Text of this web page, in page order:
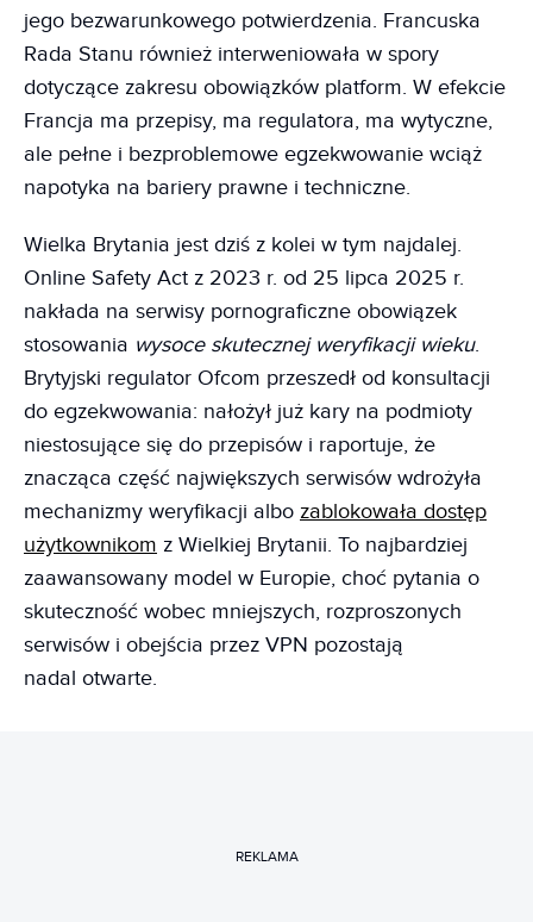
jego bezwarunkowego potwierdzenia. Francuska
Rada Stanu również interweniowała w spory
dotyczące zakresu obowiązków platform. W efekcie
Francja ma przepisy, ma regulatora, ma wytyczne,
ale pełne i bezproblemowe egzekwowanie wciąż
napotyka na bariery prawne i techniczne.
Wielka Brytania jest dziś z kolei w tym najdalej.
Online Safety Act z 2023 r. od 25 lipca 2025 r.
nakłada na serwisy pornograficzne obowiązek
stosowania wysoce skutecznej weryfikacji wieku.
Brytyjski regulator Ofcom przeszedł od konsultacji
do egzekwowania: nałożył już kary na podmioty
niestosujące się do przepisów i raportuje, że
znacząca część największych serwisów wdrożyła
mechanizmy weryfikacji albo zablokowała dostęp
użytkownikom z Wielkiej Brytanii. To najbardziej
zaawansowany model w Europie, choć pytania o
skuteczność wobec mniejszych, rozproszonych
serwisów i obejścia przez VPN pozostają
nadal otwarte.
REKLAMA